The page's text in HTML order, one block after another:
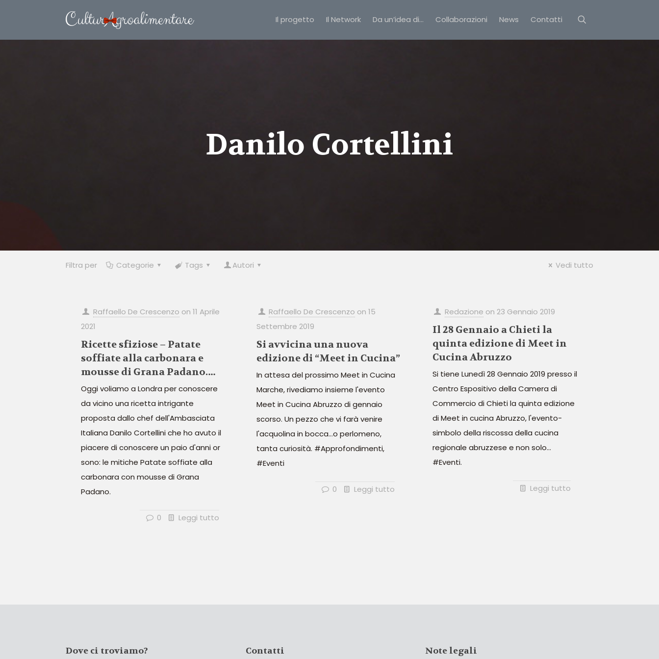
Il progetto Il Network Da un’idea di… Collaborazioni News Contatti
Danilo Cortellini
Filtra per Categorie Tags Autori Vedi tutto
Raffaello De Crescenzo on 11 Aprile
2021
Ricette sfiziose – Patate
soffiate alla carbonara e
mousse di Grana Padano.
Ricetta di Danilo Cortellini
Oggi voliamo a Londra per conoscere
da vicino una ricetta intrigante
proposta dallo chef dell'Ambasciata
Italiana Danilo Cortellini che ho avuto il
piacere di conoscere un paio d'anni or
sono: le mitiche Patate soffiate alla
carbonara con mousse di Grana
Padano.
0 Leggi tutto
Raffaello De Crescenzo on15
Settembre 2019
Si avvicina una nuova
edizione di “Meet in Cucina”
In attesa del prossimo Meet in Cucina
Marche, rivediamo insieme l'evento
Meet in Cucina Abruzzo di gennaio
scorso. Un pezzo che vi farà venire
l'acquolina in bocca...o perlomeno,
tanta curiosità. #Approfondimenti,
#Eventi
0 Leggi tutto
Redazione on 23 Gennaio 2019
Il 28 Gennaio a Chieti la
quinta edizione di Meet in
Cucina Abruzzo
Si tiene Lunedì 28 Gennaio 2019 presso il
Centro Espositivo della Camera di
Commercio di Chieti la quinta edizione
di Meet in cucina Abruzzo, l'evento-
simbolo della riscossa della cucina
regionale abruzzese e non solo...
#Eventi.
Leggi tutto
Dove ci troviamo? Contatti Note legali